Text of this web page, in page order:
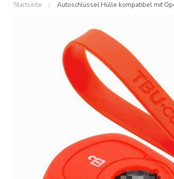
Startseite / Autoschlüssel Hülle kompatibel mit